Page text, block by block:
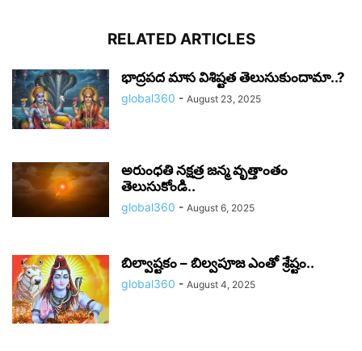
RELATED ARTICLES
భాద్రపద మాస విశిష్టత తెలుసుకుందామా..?
global360 - August 23, 2025
అరుంధతి నక్షత్ర జన్మ వృత్తాంతం
తెలుసుకోండి..
global360 - August 6, 2025
బిల్వాష్టకం – బిల్వపూజ ఎంతో శ్రేష్టం..
global360 - August 4, 2025